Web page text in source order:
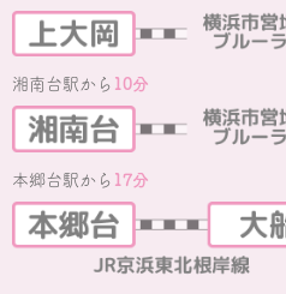
湘南台駅から 10分
本郷台駅から 17分